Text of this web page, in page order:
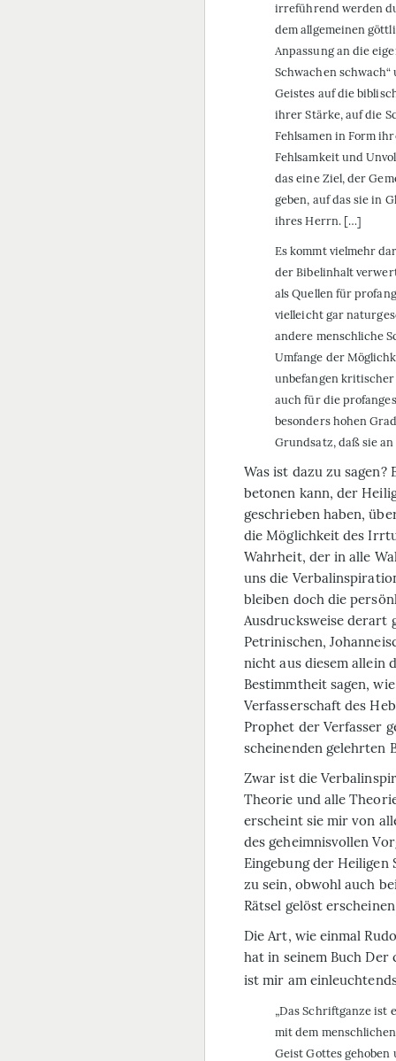
irreführend werden
dem allgemeinen
Anpassung an die
Schwachen
Geistes auf die
ihrer Stärke, auf die
Fehlsamen in Form
Fehlsamkeit und
das eine Ziel, der
geben, auf das sie in
ihres Herrn. […]
Es kommt vielmehr
der Bibelinhalt
als Quellen für
vielleicht gar
andere menschliche
Umfange der
unbefangen
auch für die
besonders hohen
Grundsatz, daß sie
Was ist dazu zu
betonen kann, der
geschrieben haben,
die Möglichkeit des
Wahrheit, der in alle
uns die
bleiben doch die
Ausdrucksweise derart
Petrinischen,
nicht aus diesem allein
Bestimmtheit sagen,
Verfasserschaft des
Prophet der Verfasser
scheinenden gelehrten
Zwar ist die
Theorie und alle
erscheint sie mir von
des geheimnisvollen
Eingebung der
zu sein, obwohl auch
Rätsel gelöst
Die Art, wie einmal
hat in seinem BuchDer
ist mir am
„Das Schriftganze ist
mit dem
Geist Gottes gehoben